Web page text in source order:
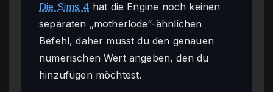
Die Sims 4 hat die Engine noch keinen
separaten „motherlode“-ähnlichen
Befehl, daher musst du den genauen
numerischen Wert angeben, den du
hinzufügen möchtest.